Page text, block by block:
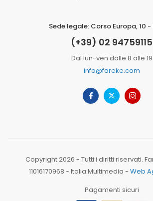
Sede legale: Corso Europa, 10
(+39) 02 94759115
Dal lun-ven dalle 8 alle 19
info@fareke.com
Copyright 2026 - Tutti i diritti riservati.
11016170968 - Italia Multimedia - Web
Pagamenti sicuri